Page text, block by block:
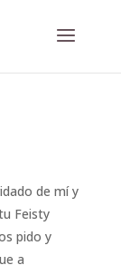
de mí y
Feisty
pido y
a